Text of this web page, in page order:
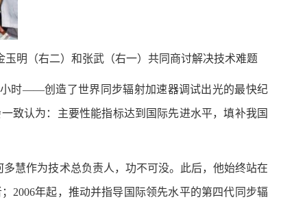
明（右二）和张武（右一）共同商讨解决技术难题
小时——创造了世界同步辐射加速器调试出光的最快纪
致认为：主要性能指标达到国际先进水平，填补我国
慧作为技术总负责人，功不可没。此后，他始终站在
2006年起，推动并指导国际领先水平的第四代同步辐